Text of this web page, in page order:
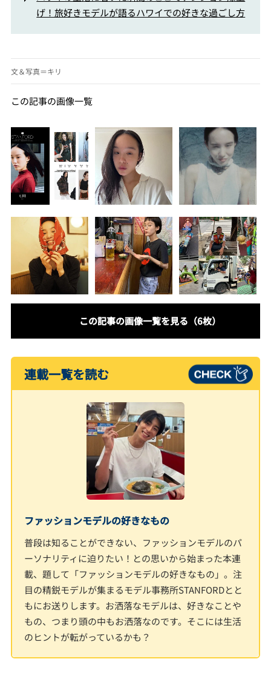
げ！旅好きモデルが語るハワイでの好きな過ごし方
文＆写真＝キリ
この記事の画像一覧
この記事の画像一覧を見る（6枚）
連載一覧を読む
ファッションモデルの好きなもの
普段は知ることができない、ファッションモデルのパ
ーソナリティに迫りたい！との思いから始まった本連
載、題して「ファッションモデルの好きなもの」。注
目の精鋭モデルが集まるモデル事務所STANFORDとと
もにお送りします。お洒落なモデルは、好きなことや
もの、つまり頭の中もお洒落なのです。そこには生活
のヒントが転がっているかも？